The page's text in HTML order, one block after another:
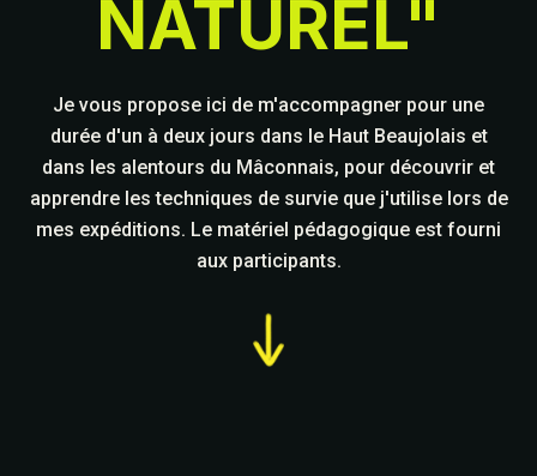
NATUREL"
Je vous propose ici de m'accompagner pour une
durée d'un à deux jours dans le Haut Beaujolais et
dans les alentours du Mâconnais, pour découvrir et
apprendre les techniques de survie que j'utilise lors de
mes expéditions. Le matériel pédagogique est fourni
aux participants.